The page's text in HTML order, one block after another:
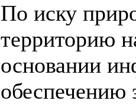
По иску
территорию
основании
обеспечению